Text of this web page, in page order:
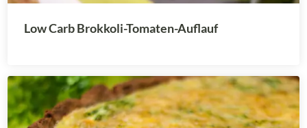
Low Carb Brokkoli-Tomaten-Auflauf